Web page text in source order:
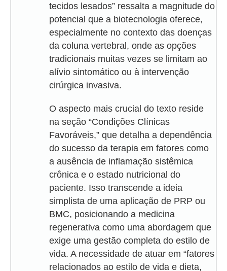
tecidos lesados” ressalta a magnitude do
potencial que a biotecnologia oferece,
especialmente no contexto das doenças
da coluna vertebral, onde as opções
tradicionais muitas vezes se limitam ao
alívio sintomático ou à intervenção
cirúrgica invasiva.
O aspecto mais crucial do texto reside
na seção “Condições Clínicas
Favoráveis,” que detalha a dependência
do sucesso da terapia em fatores como
a ausência de inflamação sistêmica
crônica e o estado nutricional do
paciente. Isso transcende a ideia
simplista de uma aplicação de PRP ou
BMC, posicionando a medicina
regenerativa como uma abordagem que
exige uma gestão completa do estilo de
vida. A necessidade de atuar em “fatores
relacionados ao estilo de vida e dieta,